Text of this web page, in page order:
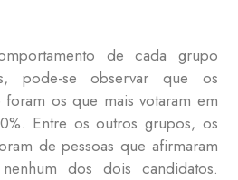
de cada grupo
pode-se observar que os
foram os que mais votaram em
Entre os outros grupos, os
de pessoas que afirmaram
dos dois candidatos.